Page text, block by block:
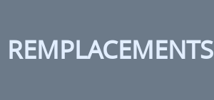
REMPLACEMENTS